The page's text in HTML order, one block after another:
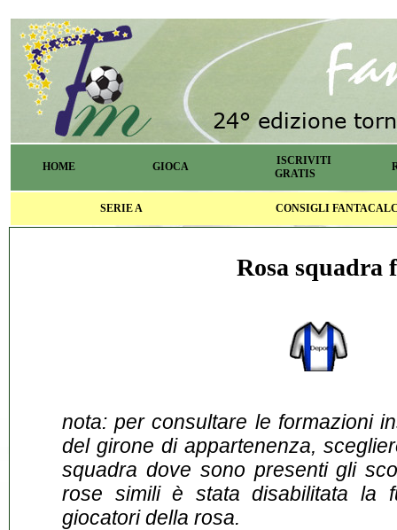
HOME GIOCA
ISCRIVITI
GRATIS
SERIE A CONSIGLI
Rosa squadra
nota: per consultare le formazioni
del girone di appartenenza,
squadra dove sono presenti gli
rose simili è stata disabilitata la
giocatori della rosa.